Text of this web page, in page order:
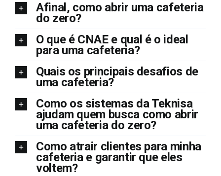
Afinal, como abrir uma cafeteria
do zero?
O que é CNAE e qual é o ideal
para uma cafeteria?
Quais os principais desafios de
uma cafeteria?
Como os sistemas da Teknisa
ajudam quem busca como abrir
uma cafeteria do zero?
Como atrair clientes para minha
cafeteria e garantir que eles
voltem?